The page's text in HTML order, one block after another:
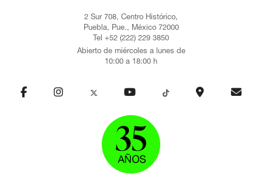
2 Sur 708, Centro Histórico,
Puebla, Pue., México 72000
Tel +52 (222) 229 3850
Abierto de miércoles a lunes de
10:00 a 18:00 h